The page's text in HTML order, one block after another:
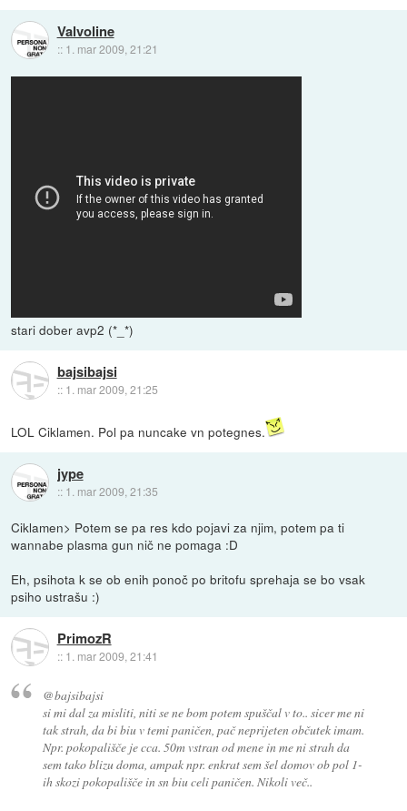
Valvoline
:: 1. mar 2009, 21:21
stari dober avp2 (*_*)
bajsibajsi
:: 1. mar 2009, 21:25
LOL Ciklamen. Pol pa nuncake vn potegnes.
jype
:: 1. mar 2009, 21:35
Ciklamen> Potem se pa res kdo pojavi za njim, potem pa ti
wannabe plasma gun nič ne pomaga :D
Eh, psihota k se ob enih ponoč po britofu sprehaja se bo vsak
psiho ustrašu :)
PrimozR
:: 1. mar 2009, 21:41
@bajsibajsi
si mi dal za misliti, niti se ne bom potem spuščal v to.. sicer me ni
tak strah, da bi biu v temi paničen, pač neprijeten občutek imam.
Npr. pokopališče je cca. 50m vstran od mene in me ni strah da
sem tako blizu doma, ampak npr. enkrat sem šel domov ob pol 1-
ih skozi pokopališče in sn biu celi paničen. Nikoli več..